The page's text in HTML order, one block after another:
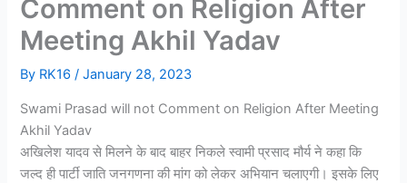
Comment on Religion After
Meeting Akhil Yadav
By RK16/January 28, 2023
Swami Prasad will not Comment on Religion After Meeting
Akhil Yadav
अखिलेश यादव से मिलने के बाद बाहर निकले स्वामी प्रसाद मौर्य ने कहा कि
जल्द ही पार्टी जाति जनगणना की मांग को लेकर अभियान चलाएगी। इसके लिए